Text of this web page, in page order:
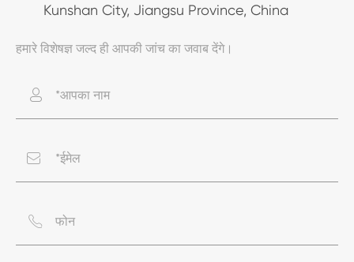
Kunshan City, Jiangsu Province, China
हमारे विशेषज्ञ जल्द ही आपकी जांच का जवाब देंगे।


